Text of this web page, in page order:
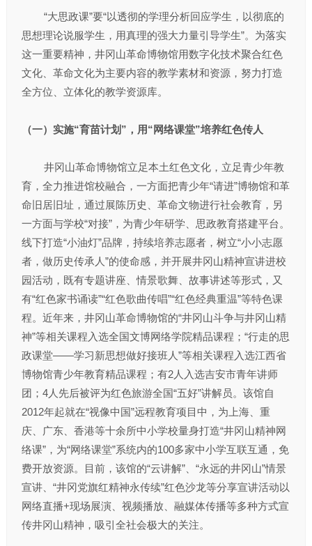
“大思政课”要“以透彻的学理分析回应学生，以彻底的
思想理论说服学生，用真理的强大力量引导学生”。为落实
这一重要精神，井冈山革命博物馆用数字化技术聚合红色
文化、革命文化为主要内容的教学素材和资源，努力打造
全方位、立体化的教学资源库。
（一）实施“育苗计划”，用“网络课堂”培养红色传人
井冈山革命博物馆立足本土红色文化，立足青少年教
育，全力推进馆校融合，一方面把青少年“请进”博物馆和革
命旧居旧址，通过展陈历史、革命文物进行社会教育，另
一方面与学校“对接”，为青少年研学、思政教育搭建平台。
线下打造“小油灯”品牌，持续培养志愿者，树立“小小志愿
者，做历史传承人”的使命感，并开展井冈山精神宣讲进校
园活动，既有专题讲座、情景歌舞、故事讲述等形式，又
有“红色家书诵读”“红色歌曲传唱”“红色经典重温”等特色课
程。近年来，井冈山革命博物馆的“井冈山斗争与井冈山精
神”等相关课程入选全国文博网络学院精品课程；“行走的思
政课堂——学习新思想做好接班人”等相关课程入选江西省
博物馆青少年教育精品课程；有2人入选吉安市青年讲师
团；4人先后被评为红色旅游全国“五好”讲解员。该馆自
2012年起就在“视像中国”远程教育项目中，为上海、重
庆、广东、香港等十余所中小学校量身打造“井冈山精神网
络课”，为“网络课堂”系统内的100多家中小学互联互通，免
费开放资源。目前，该馆的“云讲解”、“永远的井冈山”情景
宣讲、“井冈党旗红精神永传续”红色沙龙等分享宣讲活动以
网络直播+现场展演、视频播放、融媒体传播等多种方式宣
传井冈山精神，吸引全社会极大的关注。